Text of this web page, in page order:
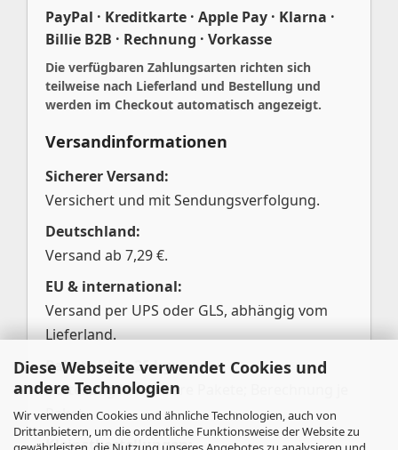
Diese Webseite verwendet Cookies und
andere Technologien
Wir verwenden Cookies und ähnliche Technologien, auch von
Drittanbietern, um die ordentliche Funktionsweise der Website zu
PayPal · Kreditkarte · Apple Pay · Klarna ·
Billie B2B · Rechnung · Vorkasse
Die verfügbaren Zahlungsarten richten sich
teilweise nach Lieferland und Bestellung und
werden im Checkout automatisch angezeigt.
Versandinformationen
Sicherer Versand:
Versichert und mit Sendungsverfolgung.
Deutschland:
Versand ab 7,29 €.
EU & international:
Versand per UPS oder GLS, abhängig vom
Lieferland.
Pakete über 25 kg:
Aufteilung in mehrere Pakete; Berechnung je
Paket.
Kleinstbestellungen: